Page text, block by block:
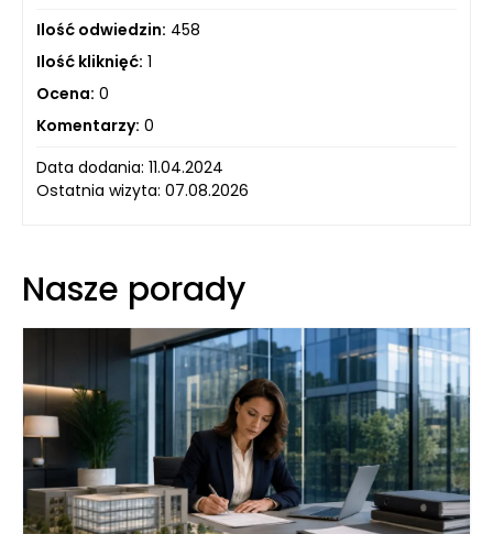
Ilość odwiedzin: 458
Ilość kliknięć: 1
Ocena: 0
Komentarzy: 0
Data dodania: 11.04.2024
Ostatnia wizyta: 07.08.2026
Nasze porady